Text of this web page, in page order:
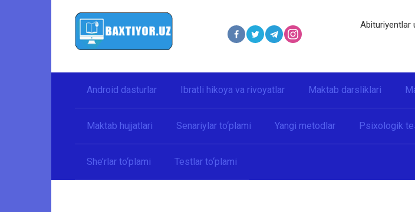
Abituriyentlar
Android dasturlar Ibratli hikoya va rivoyatlar Maktab darsliklari
Maktab hujjatlari Senariylar to‘plami Yangi metodlar Psixologik
She’rlar to‘plami Testlar to‘plami